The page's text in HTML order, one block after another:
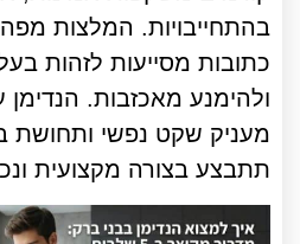
בהתחייבויות. המלצות מפה
כתובות מסייעות לזהות
ולהימנע מאכזבות.
מעניק שקט נפשי ותחושת
תתבצע בצורה מקצועית